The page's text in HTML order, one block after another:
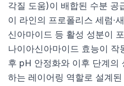
각질 도움)이 배합된 수분 공
이 라인의 프로폴리스 세럼·
신아마이드 등 활성 성분이
나이아신아마이드 효능이 작
후 pH 안정화와 이후 단계의
하는 레이어링 역할로 설계